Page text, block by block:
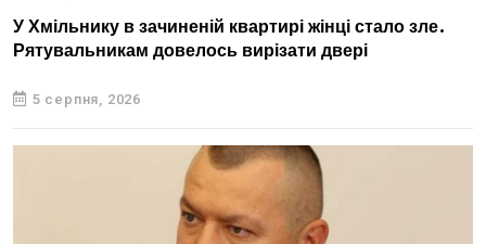
У Хмільнику в зачиненій квартирі жінці стало зле.
Рятувальникам довелось вирізати двері
5 серпня, 2026